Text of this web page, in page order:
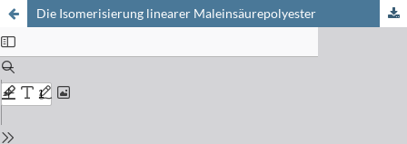
Die Isomerisierung linearer Maleinsäurepolyester